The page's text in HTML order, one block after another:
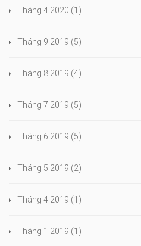
Tháng 4 2020 (1)
Tháng 9 2019 (5)
Tháng 8 2019 (4)
Tháng 7 2019 (5)
Tháng 6 2019 (5)
Tháng 5 2019 (2)
Tháng 4 2019 (1)
Tháng 1 2019 (1)